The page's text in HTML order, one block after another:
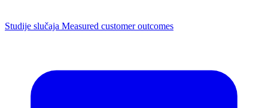
Studije slučaja Measured customer outcomes